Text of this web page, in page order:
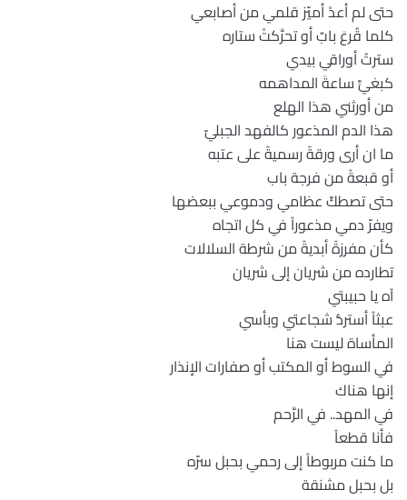
حتى لم أعدْ أميّز قلمي من أصابعي
كلما قُرعَ بابٌ أو تحرَّكتْ ستاره
سترتُ أوراقي بيدي
كبغيٍّ ساعةَ المداهمه
من أورثني هذا الهلع
هذا الدم المذعور كالفهد الجبليّ
ما ان أرى ورقةً رسميةً على عتبه
أو قبعةً من فرجة باب
حتى تصطكّ عظامي ودموعي ببعضها
ويفرّ دمي مذعوراً في كل اتجاه
كأن مفرزةً أبديةً من شرطة السلالات
تطارده من شريان إلى شريان
آه يا حبيبتي
عبثاً أستردُّ شجاعتي وبأسي
المأساة ليست هنا
في السوط أو المكتب أو صفارات الإنذار
إنها هناك
في المهد.. في الرَّحم
فأنا قطعاً
ما كنت مربوطاً إلى رحمي بحبل سرّه
بل بحبل مشنقة